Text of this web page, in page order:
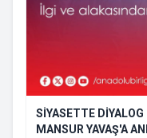
SİYASETTE
MANSUR YAVAŞ'A